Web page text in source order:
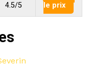
4.5/5
le prix